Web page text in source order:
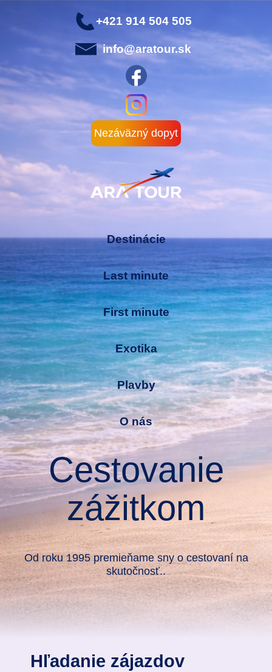
+421 914 504 505
info@aratour.sk
Nezáväzný dopyt
Destinácie
Last minute
First minute
Exotika
Plavby
O nás
Cestovanie
zážitkom
Od roku 1995 premieňame sny o cestovaní na
skutočnosť..
Hľadanie zájazdov